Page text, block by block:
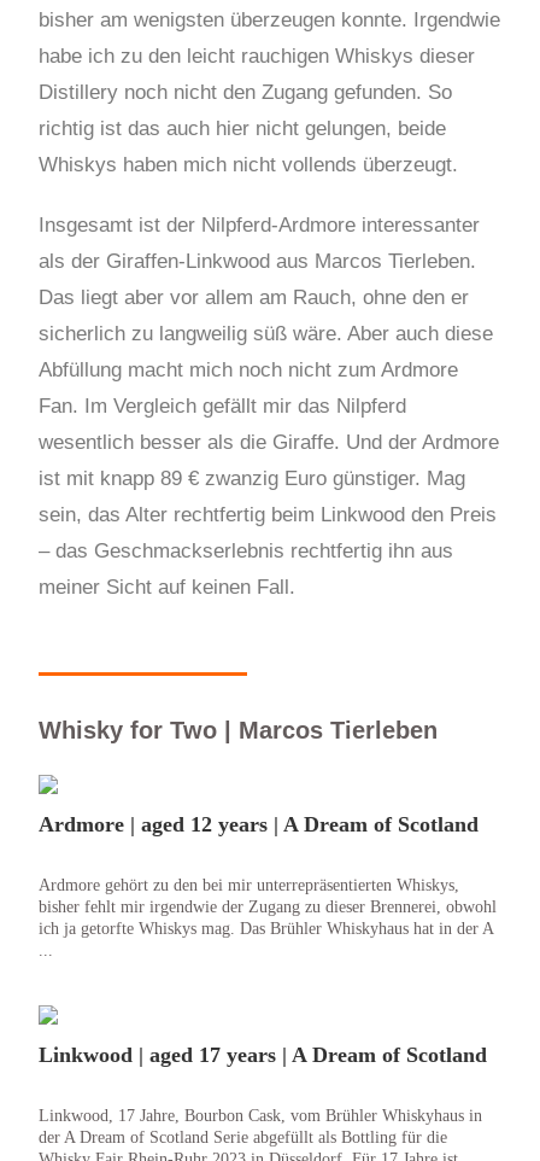
bisher am wenigsten überzeugen konnte. Irgendwie
habe ich zu den leicht rauchigen Whiskys dieser
Distillery noch nicht den Zugang gefunden. So
richtig ist das auch hier nicht gelungen, beide
Whiskys haben mich nicht vollends überzeugt.
Insgesamt ist der Nilpferd-Ardmore interessanter
als der Giraffen-Linkwood aus Marcos Tierleben.
Das liegt aber vor allem am Rauch, ohne den er
sicherlich zu langweilig süß wäre. Aber auch diese
Abfüllung macht mich noch nicht zum Ardmore
Fan. Im Vergleich gefällt mir das Nilpferd
wesentlich besser als die Giraffe. Und der Ardmore
ist mit knapp 89 € zwanzig Euro günstiger. Mag
sein, das Alter rechtfertig beim Linkwood den Preis
– das Geschmackserlebnis rechtfertig ihn aus
meiner Sicht auf keinen Fall.
Whisky for Two | Marcos Tierleben
Ardmore | aged 12 years | A Dream of Scotland
Ardmore gehört zu den bei mir unterrepräsentierten Whiskys,
bisher fehlt mir irgendwie der Zugang zu dieser Brennerei, obwohl
ich ja getorfte Whiskys mag. Das Brühler Whiskyhaus hat in der A
Linkwood | aged 17 years | A Dream of Scotland
Linkwood, 17 Jahre, Bourbon Cask, vom Brühler Whiskyhaus in
der A Dream of Scotland Serie abgefüllt als Bottling für die